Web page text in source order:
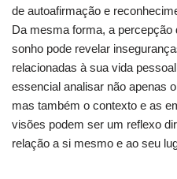
de autoafirmação e
Da mesma forma, a
sonho pode revelar
relacionadas à sua vida
essencial analisar não apenas
mas também o contexto e as
visões podem ser um reflexo
relação a si mesmo e ao seu